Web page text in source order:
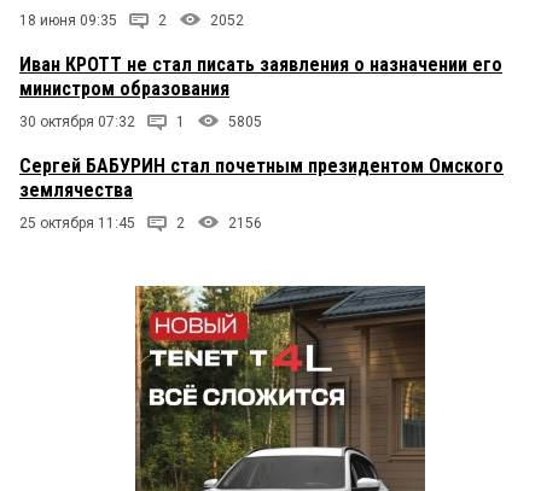
18 июня 09:35 2 2052
Иван КРОТТ не стал писать заявления о назначении его
министром образования
30 октября 07:32 1 5805
Сергей БАБУРИН стал почетным президентом Омского
землячества
25 октября 11:45 2 2156